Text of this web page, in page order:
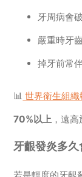
牙周病會
嚴重時牙
掉牙前常
📊 世界衛生組織
70%以上 ，遠
牙齦發炎多